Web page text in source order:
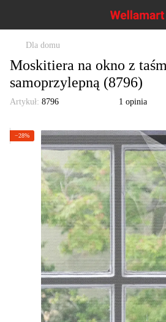
Dla domu
Moskitiera na okno z
samoprzylepną (8796)
Artykuł: 8796 1 opinia
−28%